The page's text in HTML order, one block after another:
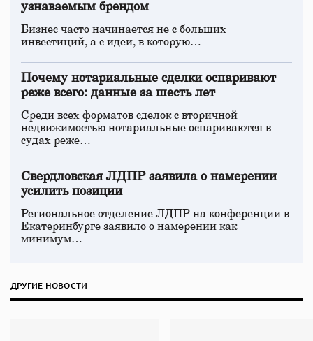
узнаваемым брендом
Бизнес часто начинается не с больших
инвестиций, а с идеи, в которую…
Почему нотариальные сделки оспаривают
реже всего: данные за шесть лет
Среди всех форматов сделок с вторичной
недвижимостью нотариальные оспариваются в
судах реже…
Свердловская ЛДПР заявила о намерении
усилить позиции
Региональное отделение ЛДПР на конференции в
Екатеринбурге заявило о намерении как
минимум…
ДРУГИЕ НОВОСТИ